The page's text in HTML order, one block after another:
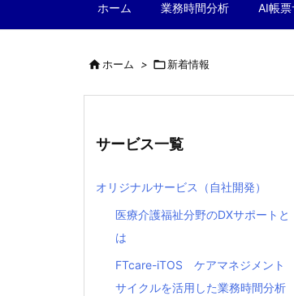
ホーム 業務時間分析 AI帳票
ホーム > 新着情報
サービス一覧
オリジナルサービス（自社開発）
医療介護福祉分野のDXサポートと
は
FTcare-iTOS ケアマネジメント
サイクルを活用した業務時間分析